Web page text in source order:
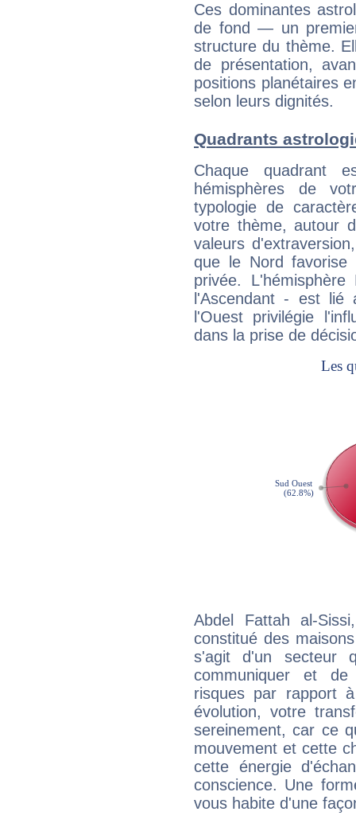
Ces dominantes
de fond — un
structure du thème.
de présentation,
positions planétaires
selon leurs dignités.
Quadrants
Chaque quadrant
hémisphères de
typologie de
votre thème, autour
valeurs
que le Nord favorise
privée.
l'Ascendant - est
l'Ouest privilégie
dans la prise de
Abdel Fattah al-
constitué des
s'agit d'un secteur
communiquer et
risques par rapport
évolution, votre
sereinement, car ce
mouvement et cette
cette énergie
conscience. Une
vous habite d'une